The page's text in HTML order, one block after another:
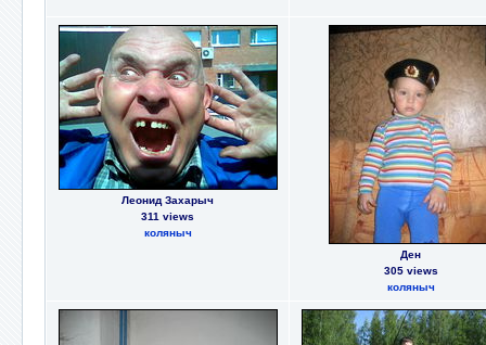
Леонид Захарыч
311 views
коляныч
Ден
305 views
коляныч